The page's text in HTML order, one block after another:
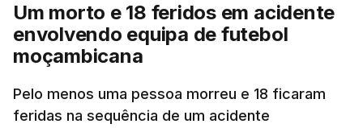
Um morto e 18 feridos em acidente
envolvendo equipa de futebol
moçambicana
Pelo menos uma pessoa morreu e 18 ficaram
feridas na sequência de um acidente